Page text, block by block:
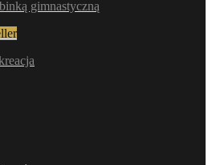
gimnastyczną